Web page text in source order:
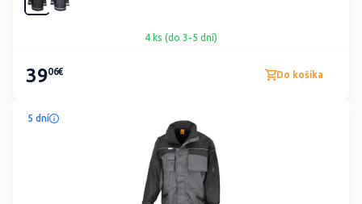
4 ks (do 3-5 dní)
3906€ Do košíka
5 dní